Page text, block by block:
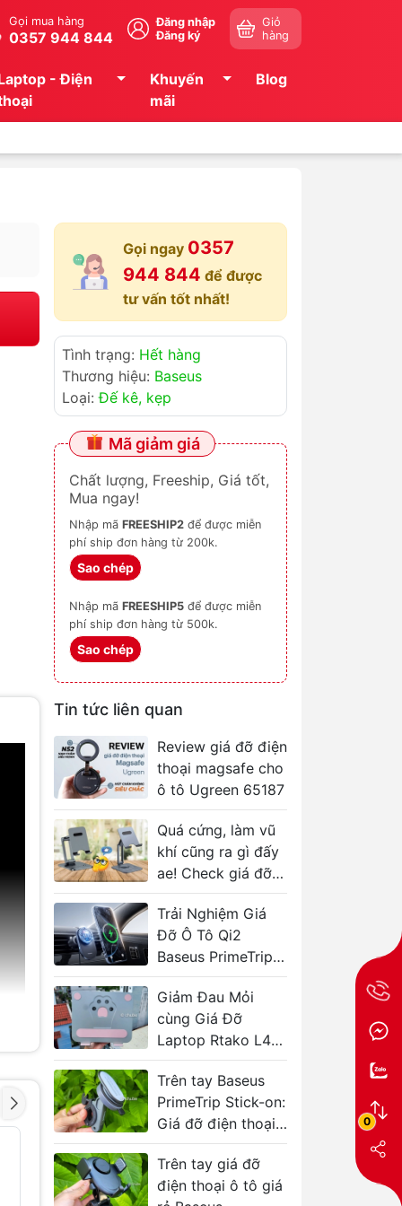
Gọi mua hàng
0357 944 844
Đăng nhập
Đăng ký
Giỏ
hàng
- Điện
Khuyến
mãi
Blog
0
Gọi ngay 0357
944 844 để được
tư vấn tốt nhất!
Tình trạng: Hết hàng
Thương hiệu: Baseus
Loại:Đế kê, kẹp
Mã giảm giá
Chất lượng, Freeship, Giá tốt,
Mua ngay!
Nhập mã FREESHIP2
phí ship đơn hàng từ 200k.
Sao chép
Nhập mã FREESHIP5
phí ship đơn hàng từ 500k.
Sao chép
Tin tức liên quan
Review giá đỡ điện
thoại magsafe cho
ô tô Ugreen 65187
Quá cứng, làm vũ
khí cũng ra gì đấy
ae! Check giá đỡ
điện thoại máy
tính bảng Baseus
Biaxial
Trải Nghiệm Giá
Đỡ Ô Tô Qi2
Baseus PrimeTrip
VC1
Giảm Đau Mỏi
cùng Giá Đỡ
Laptop Rtako L49
CAT’S PAW
Trên tay Baseus
PrimeTrip Stick-on:
Giá đỡ điện thoại
chắc chắn cho xe
đạp
Trên tay giá đỡ
điện thoại ô tô giá
- 34%
Giá Đỡ Điện Thoại
MOMAX KH9E
Siêu Mỏng 4mm
Gập Gọn Chống
Trơn Trượt
Đế Giữ
Từ Tính